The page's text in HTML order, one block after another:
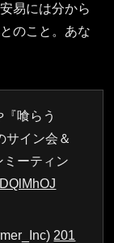
易には分から
のこと。あな
喰らう
サイン会＆
ーティン
201